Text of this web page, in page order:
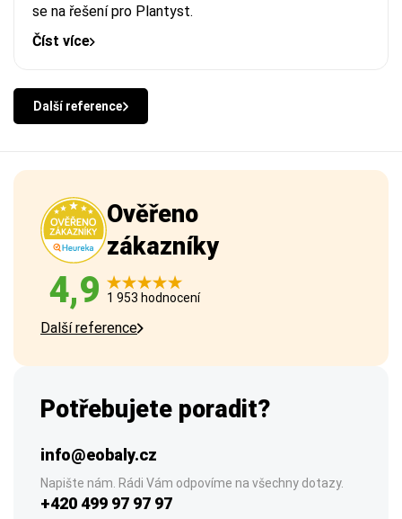
se na řešení pro Plantyst.
Číst více
Další reference
Ověřeno
zákazníky
4,9 1 953 hodnocení
Další reference
Potřebujete poradit?
info@eobaly.cz
Napište nám. Rádi Vám odpovíme na všechny dotazy.
+420 499 97 97 97